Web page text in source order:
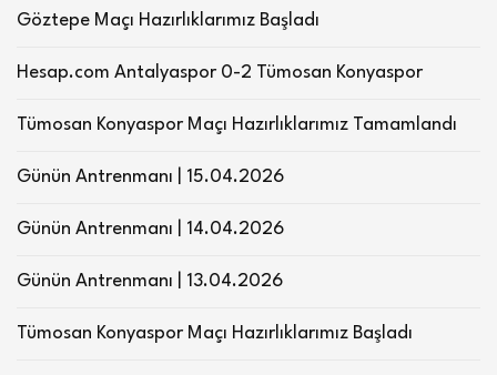
Göztepe Maçı Hazırlıklarımız Başladı
Hesap.com Antalyaspor 0-2 Tümosan Konyaspor
Tümosan Konyaspor Maçı Hazırlıklarımız Tamamlandı
Günün Antrenmanı | 15.04.2026
Günün Antrenmanı | 14.04.2026
Günün Antrenmanı | 13.04.2026
Tümosan Konyaspor Maçı Hazırlıklarımız Başladı